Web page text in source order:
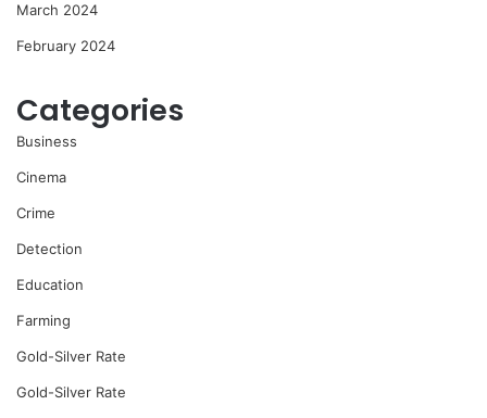
March 2024
February 2024
Categories
Business
Cinema
Crime
Detection
Education
Farming
Gold-Silver Rate
Gold-Silver Rate